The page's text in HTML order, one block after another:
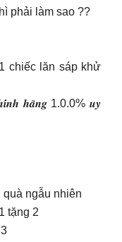
phải làm sao ??
chiếc lăn sáp khử
𝒉𝒂̃𝒏𝒈 1.0.0% 𝒖𝒚
quà ngẫu nhiên
tặng 2